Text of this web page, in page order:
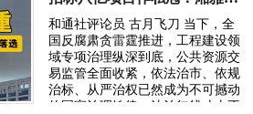
和通社评论员 古月飞刀 当下，全
国反腐肃贪雷霆推进，工程建设领
域专项治理纵深到底，公共资源交
易监管全面收紧，依法治市、依规
治标、从严治权已然成为不可撼动
的国家治理铁律。法治红线寸土不